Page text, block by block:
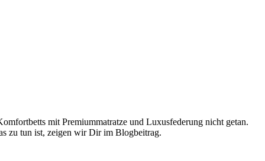
mit Premiummatratze und Luxusfederung nicht getan.
zu tun ist, zeigen wir Dir im Blogbeitrag.